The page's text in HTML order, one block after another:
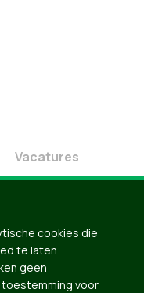
Vacatures
Toegankelijkheid
cookies die
te laten
geen
voor